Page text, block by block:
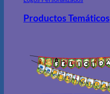
Productos Temáticos